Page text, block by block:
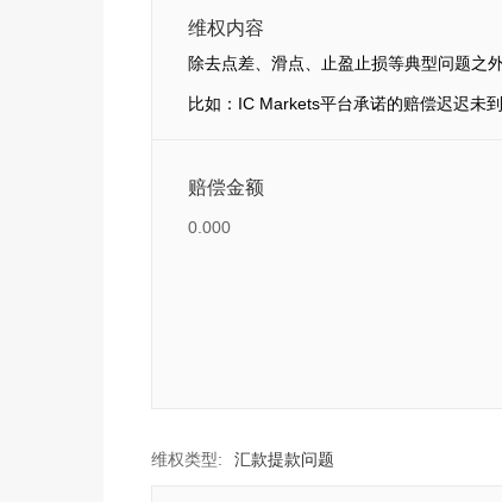
维权内容
除去点差、滑点、止盈止损等典型问题之
比如：IC Markets平台承诺的赔偿迟迟未
赔偿金额
0.000
维权类型: 汇款提款问题